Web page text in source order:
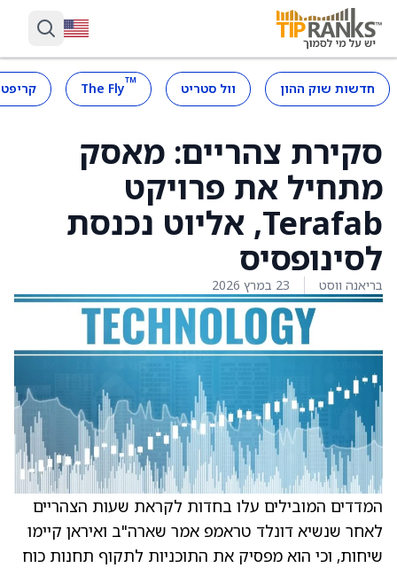
חדשות שוק ההון וול סטריט ™
The Fly
סקירת צהריים: מאסק
מתחיל את פרויקט
Terafab, אליוט נכנסת
לסינופסיס
בריאנה ווסט 23 במרץ 2026
המדדים המובילים עלו בחדות לקראת שעות הצהריים
לאחר שנשיא דונלד טראמפ אמר שארה"ב ואיראן קיימו
שיחות, וכי הוא מפסיק את התוכניות לתקוף תחנות כוח